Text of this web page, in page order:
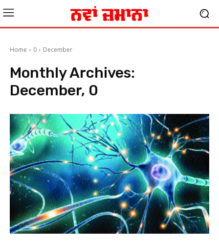
Home 0 December
Monthly Archives:
December, 0